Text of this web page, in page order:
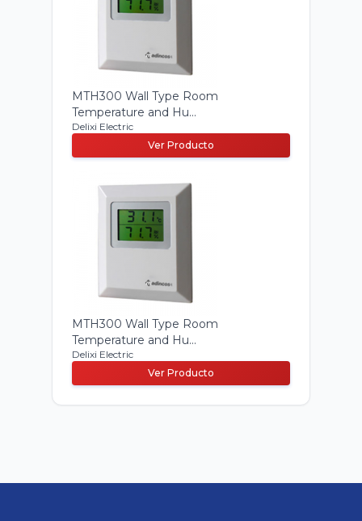
MTH300 Wall Type Room
Temperature and Hu...
Delixi Electric
Ver Producto
MTH300 Wall Type Room
Temperature and Hu...
Delixi Electric
Ver Producto